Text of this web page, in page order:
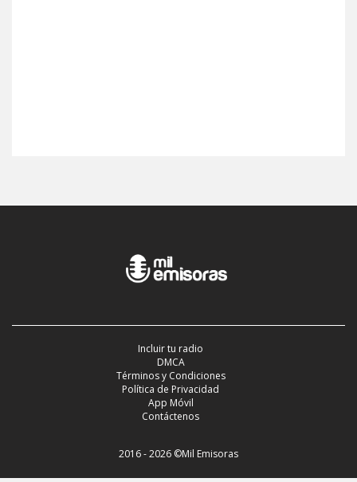
Incluir tu radio
DMCA
Términos y Condiciones
Política de Privacidad
App Móvil
Contáctenos
2016 - 2026 ©Mil Emisoras